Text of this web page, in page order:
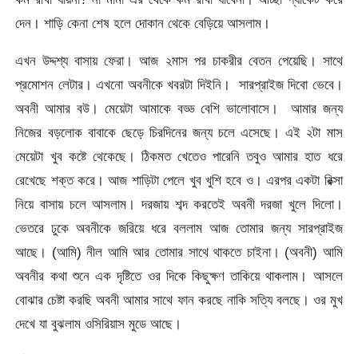
দেন। শাড়ি কেনা শেষ হলে দোকান থেকে বেড়িয়ে আসলাম।
এখন উদ্দশ্য বাসায় ফেরা। আজ ২মাস পর চাকরীর বেতন পেয়েছি। সাথে
প্রমোশন লেটার। এখনো অবনীকে খবরটা দিইনি। সারপ্রাইজ দিবো ভেবে।
অবনী আমার বউ। মেয়েটা আমাকে বড্ড বেশি ভালোবাসে। আমার জন্য
নিজের বড়লোক বাবাকে ছেড়ে চিরদিনের জন্য চলে এসেছে। এই ২টা মাস
মেয়েটা খুব কষ্টে থেকেছে। ঠিকমত খেতেও পারেনি তবুও আমার হাত ধরে
রেখেছে শক্ত করে। আজ শাড়িটা পেলে খুব খুশি হবে ও। এরপর একটা রিক্সা
নিয়ে বাসায় চলে আসলাম। দরজায় শব্দ করতেই অবনী দরজা খুলে দিলো।
ভেতরে ঢুকে অবনীকে জরিয়ে ধরে বললাম আজ তোমার জন্য সারপ্রাইজ
আছে। (আমি) নীল আমি আর তোমার সাথে থাকতে চাইনা। (অবনী) আমি
অবনীর কথা শুনে এক দৃষ্টিতে ওর দিকে কিছুক্ষণ তাকিয়ে থাকলাম। আসলে
বোঝার চেষ্টা করছি অবনী আমার সাথে ফান করছে নাকি সত্যি বলছে। ওর মুখ
দেখে যা বুঝলাম ওসিরিয়াস মুডে আছে।